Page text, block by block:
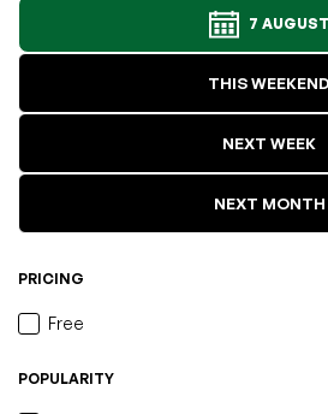
7 AUGUST
THIS WEEKEND
NEXT WEEK
NEXT MONTH
PRICING
Free
POPULARITY